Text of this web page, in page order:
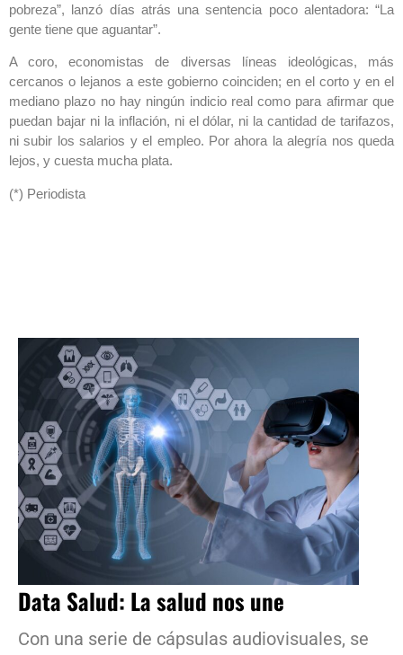
pobreza”, lanzó días atrás una sentencia poco alentadora: “La
gente tiene que aguantar”.
A coro, economistas de diversas líneas ideológicas, más
cercanos o lejanos a este gobierno coinciden; en el corto y en el
mediano plazo no hay ningún indicio real como para afirmar que
puedan bajar ni la inflación, ni el dólar, ni la cantidad de tarifazos,
ni subir los salarios y el empleo. Por ahora la alegría nos queda
lejos, y cuesta mucha plata.
(*) Periodista
Data Salud: La salud nos une
Con una serie de cápsulas audiovisuales, se